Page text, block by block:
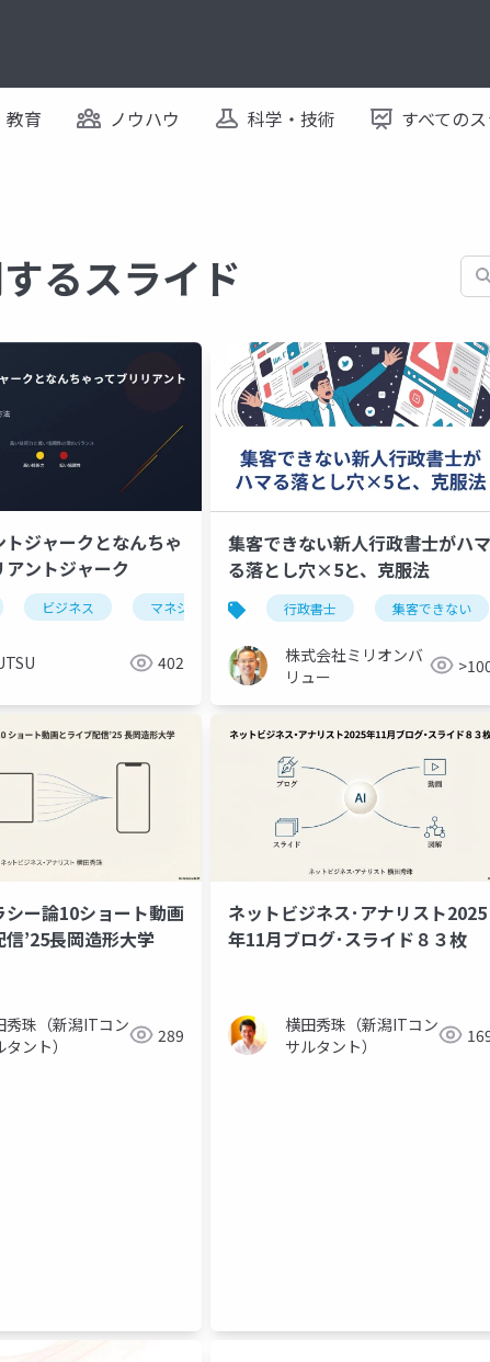
教育 ノウハウ 科学・技術 すべての
るスライド 検索
トジャークとなんちゃ
アントジャーク
ビジネス マネジメント 成果 心理的安全性
402
集客できない新人行政書士がハマ
る落とし穴×5と、克服法
行政書士 集客できない
株式会社ミリオンバ
リュー
シー論10ショート動画
信’25長岡造形大学
秀珠（新潟ITコン
ント）
289
ネットビジネス･アナリスト2025
年11月ブログ･スライド８３枚
横田秀珠（新潟ITコン
サルタント）